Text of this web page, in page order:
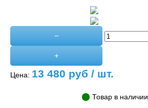
−
+
Цена: 13 480 руб / шт.
Товар в наличии